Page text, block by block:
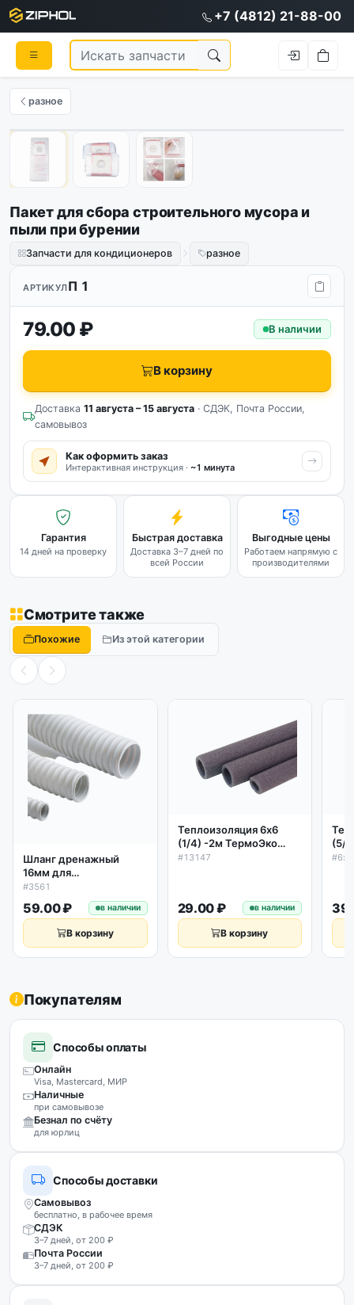
+7 (4812) 21-88-00
разное
Пакет для сбора строительного мусора и
пыли при бурении
Запчасти для кондиционеров разное
АРТИКУЛП 1
79.00 ₽ В наличии
В корзину
Доставка 11 августа – 15 августа · СДЭК, Почта России,
самовывоз
Как оформить заказ
Интерактивная инструкция · ~1 минута
Гарантия
14 дней на проверку
Быстрая доставка
Доставка 3–7 дней по
всей России
Выгодные цены
Работаем напрямую с
производителями
Смотрите также
Похожие Из этой категории
Шланг дренажный
16мм для
кондиционера,
спиральный 1м
#3561
59.00 ₽ в наличии
В корзину
Теплоизоляция 6х6
(1/4) -2м ТермоЭко
полиэтилен серая
#13147
29.00 ₽ в наличии
В корзину
(5/
Покупателям
Способы оплаты
Онлайн
Visa, Mastercard, МИР
Наличные
при самовывозе
Безнал по счёту
для юрлиц
Способы доставки
Самовывоз
бесплатно, в рабочее время
СДЭК
3–7 дней, от 200 ₽
Почта России
3–7 дней, от 200 ₽